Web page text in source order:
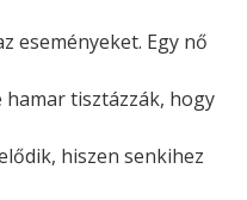
eseményeket. Egy nő
tisztázzák, hogy
hiszen senkihez